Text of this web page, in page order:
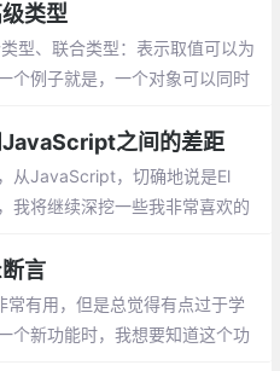
类型
型、联合类型：表示取值可以为
个例子就是，一个对象可以同时
之间的差距
从JavaScript，切确地说是El
我将继续深挖一些我非常喜欢的
言
有用，但是总觉得有点过于学
个新功能时，我想要知道这个功